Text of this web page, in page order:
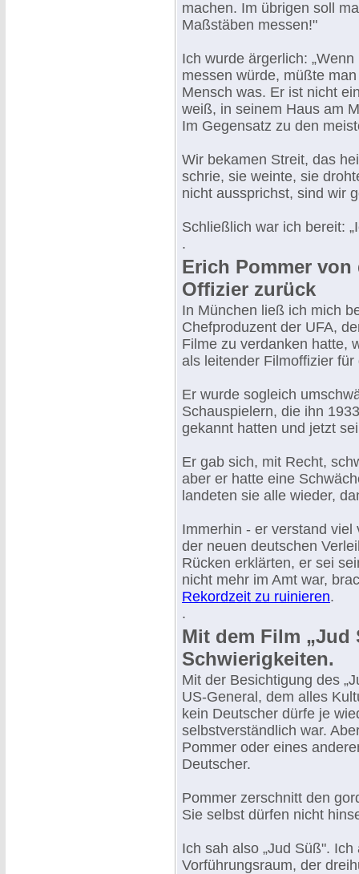
machen. Im übrigen soll
Maßstäben messen!"
Ich wurde ärgerlich:
messen würde, müßte
Mensch was. Er ist nicht
weiß, in seinem Haus am
Im Gegensatz zu den
Wir bekamen Streit, das
schrie, sie weinte, sie
nicht aussprichst, sind wir
Schließlich war ich bereit:
.
Erich Pommer von
Offizier zurück
In München ließ ich mich
Chefproduzent der UFA,
Filme zu verdanken hatte,
als leitender Filmoffizier
Er wurde sogleich
Schauspielern, die ihn
gekannt hatten und jetzt
Er gab sich, mit Recht,
aber er hatte eine
landeten sie alle wieder,
Immerhin - er verstand
der neuen deutschen
Rücken erklärten, er sei
nicht mehr im Amt war,
Rekordzeit zu ruinieren.
.
Mit dem Film „Jud
Schwierigkeiten.
Mit der Besichtigung des
US-General, dem alles
kein Deutscher dürfe je
selbstverständlich war.
Pommer oder eines
Deutscher.
Pommer zerschnitt den
Sie selbst dürfen nicht
Ich sah also „Jud Süß".
Vorführungsraum, der